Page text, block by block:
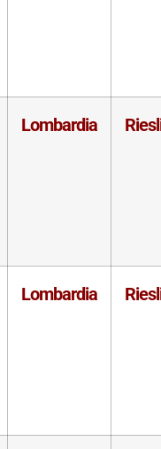
Lombardia
Lombardia